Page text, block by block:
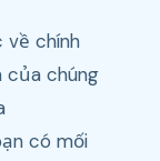
về chính
của chúng
có mối